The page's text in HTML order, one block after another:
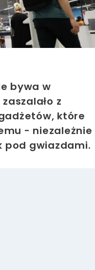
bywa w
z
które
- niezależnie
pod gwiazdami.